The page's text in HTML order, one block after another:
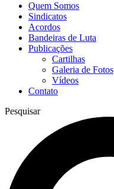
Quem Somos
Sindicatos
Acordos
Bandeiras de Luta
Publicações
Cartilhas
Galeria de Fotos
Vídeos
Contato
Pesquisar